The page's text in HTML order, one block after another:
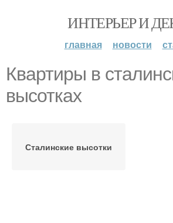
ИНТЕРЬЕР И
главная новости
Квартиры в
высотках
Сталинские высотки